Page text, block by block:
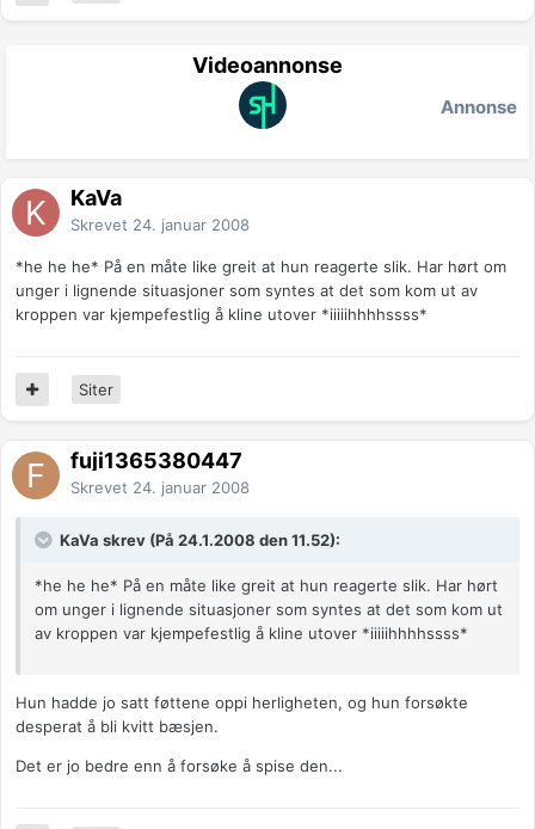
Videoannonse
Annonse
KaVa
Skrevet 24. januar 2008
*he he he* På en måte like greit at hun reagerte slik. Har hørt om
unger i lignende situasjoner som syntes at det som kom ut av
kroppen var kjempefestlig å kline utover *iiiiihhhhssss*
Siter
fuji1365380447
Skrevet 24. januar 2008
KaVa skrev (På 24.1.2008 den 11.52):
*he he he* På en måte like greit at hun reagerte slik. Har hørt
om unger i lignende situasjoner som syntes at det som kom ut
av kroppen var kjempefestlig å kline utover *iiiiihhhhssss*
Hun hadde jo satt føttene oppi herligheten, og hun forsøkte
desperat å bli kvitt bæsjen.
Det er jo bedre enn å forsøke å spise den...